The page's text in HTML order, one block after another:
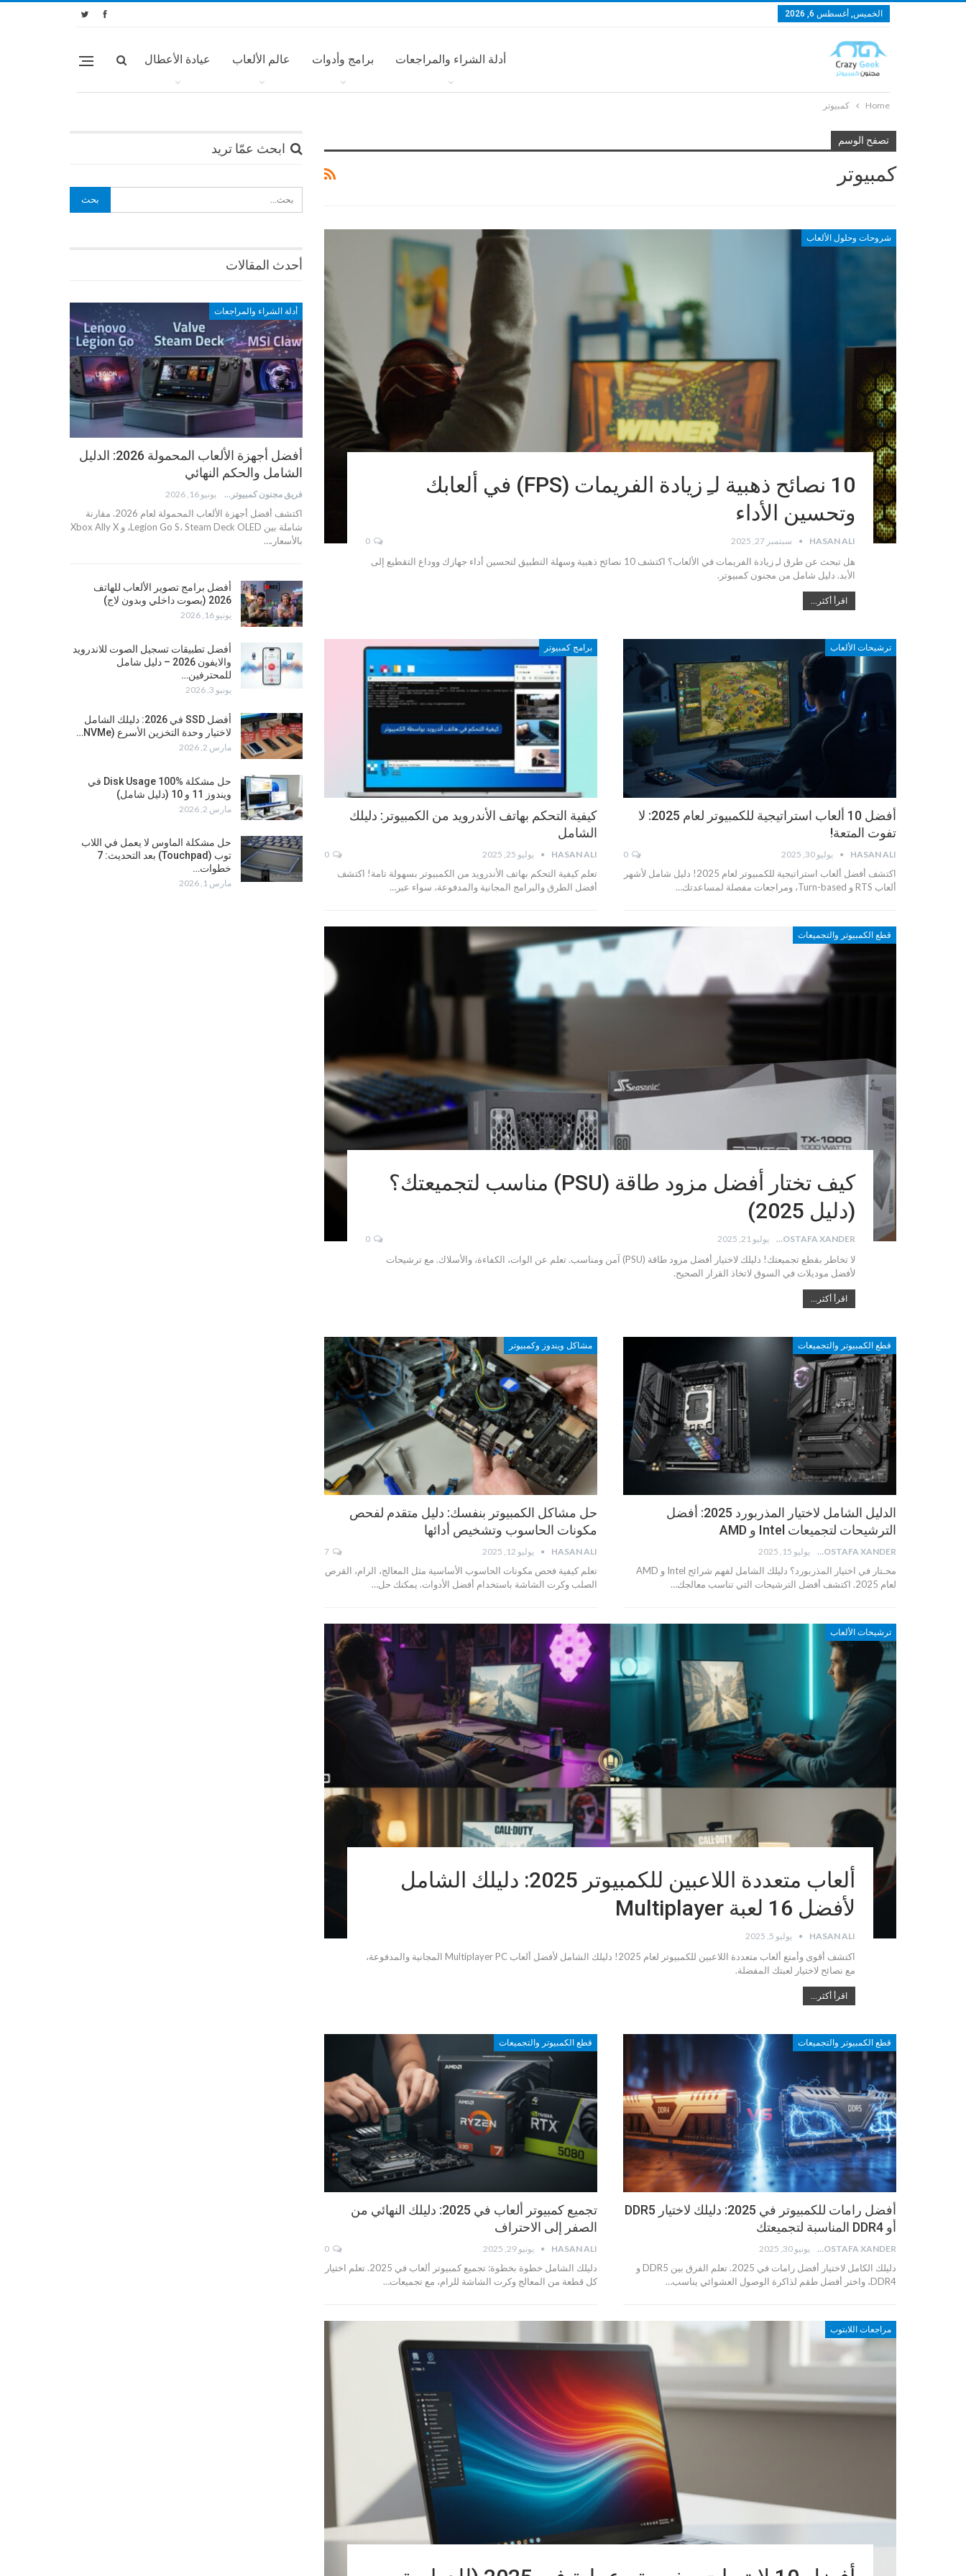
الخميس, أغسطس 6, 2026
أدلة الشراء والمراجعات برامج وأدوات عالم الألعاب عيادة الأعطال
Home كمبيوتر
تصفح الوسم
كمبيوتر
شروحات وحلول الألعاب
10 نصائح ذهبية لـِ زيادة الفريمات (FPS) في ألعابك
وتحسين الأداء
HASAN ALI سبتمبر 27, 2025 0
هل تبحث عن طرق لـِ زيادة الفريمات في الألعاب؟ اكتشف 10 نصائح ذهبية وسهلة التطبيق لتحسين أداء جهازك ووداع التقطيع إلى
الأبد. دليل شامل من مجنون كمبيوتر.
اقرأ أكثر...
ترشيحات الألعاب
أفضل 10 ألعاب استراتيجية للكمبيوتر لعام 2025: لا
تفوت المتعة!
HASAN ALI يوليو 30, 2025
اكتشف أفضل ألعاب استراتيجية للكمبيوتر لعام 2025! دليل شامل لأشهر
ألعاب RTS و Turn-based، ومراجعات مفصلة لمساعدتك…
برامج كمبيوتر
كيفية التحكم بهاتف الأندرويد من الكمبيوتر: دليلك
الشامل
HASAN ALI يوليو 25, 2025
تعلم كيفية التحكم بهاتف الأندرويد من الكمبيوتر بسهولة تامة! اكتشف
أفضل الطرق والبرامج المجانية والمدفوعة، سواء عبر…
قطع الكمبيوتر والتجميعات
كيف تختار أفضل مزود طاقة (PSU) مناسب لتجميعتك؟
(دليل 2025)
MOSTAFA XANDER يوليو 21, 2025 0
لا تخاطر بقطع تجميعتك! دليلك لاختيار أفضل مزود طاقة (PSU) آمن ومناسب. تعلم عن الوات، الكفاءة، والأسلاك. مع ترشيحات
لأفضل موديلات في السوق لاتخاذ القرار الصحيح.
اقرأ أكثر...
قطع الكمبيوتر والتجميعات
الدليل الشامل لاختيار المذربورد 2025: أفضل
الترشيحات لتجميعات Intel و AMD
MOSTAFA XANDER يوليو 15, 2025
محـتار في اختيار المذربورد؟ دليلك الشامل لفهم شرائح Intel و AMD
لعام 2025. اكتشف أفضل الترشيحات التي تناسب معالجك…
مشاكل ويندوز وكمبيوتر
حل مشاكل الكمبيوتر بنفسك: دليل متقدم لفحص
مكونات الحاسوب وتشخيص أدائها
HASAN ALI يوليو 12, 2025
تعلم كيفية فحص مكونات الحاسوب الأساسية مثل المعالج، الرام، القرص
الصلب وكرت الشاشة باستخدام أفضل الأدوات. يمكنك حل…
ترشيحات الألعاب
ألعاب متعددة اللاعبين للكمبيوتر 2025: دليلك الشامل
لأفضل 16 لعبة Multiplayer
HASAN ALI يوليو 5, 2025
اكتشف أقوى وأمتع ألعاب متعددة اللاعبين للكمبيوتر لعام 2025! دليلك الشامل لأفضل ألعاب Multiplayer PC المجانية والمدفوعة،
مع نصائح لاختيار لعبتك المفضلة.
اقرأ أكثر...
قطع الكمبيوتر والتجميعات
أفضل رامات للكمبيوتر في 2025: دليلك لاختيار DDR5
أو DDR4 المناسبة لتجميعتك
MOSTAFA XANDER يونيو 30, 2025
دليلك الكامل لاختيار أفضل رامات في 2025. تعلم الفرق بين DDR5 و
DDR4، واختر أفضل طقم لذاكرة الوصول العشوائي يناسب…
قطع الكمبيوتر والتجميعات
تجميع كمبيوتر ألعاب في 2025: دليلك النهائي من
الصفر إلى الاحتراف
HASAN ALI يونيو 29, 2025
دليلك الشامل خطوة بخطوة: تجميع كمبيوتر ألعاب في 2025. تعلم اختيار
كل قطعة من المعالج وكرت الشاشة للرام، مع تجميعات…
مراجعات اللابتوب
ابحث عمّا تريد
أحدث المقالات
أدلة الشراء والمراجعات
أفضل أجهزة الألعاب المحمولة 2026: الدليل
الشامل والحكم النهائي
فريق مجنون كمبيوتر يونيو 16, 2026
اكتشف أفضل أجهزة الألعاب المحمولة لعام 2026. مقارنة
شاملة بين Legion Go S، Steam Deck OLED، و Xbox Ally X
بالأسعار.…
أفضل برامج تصوير الألعاب للهاتف
2026 (بصوت داخلي وبدون لاج)
يونيو 16, 2026
أفضل تطبيقات تسجيل الصوت للاندرويد
والايفون 2026 – دليل شامل
للمحترفين…
يونيو 3, 2026
أفضل SSD في 2026: دليلك الشامل
لاختيار وحدة التخزين الأسرع (NVMe…
مارس 2, 2026
حل مشكلة Disk Usage 100% في
ويندوز 11 و 10 (دليل شامل)
مارس 2, 2026
حل مشكلة الماوس لا يعمل في اللاب
توب (Touchpad) بعد التحديث: 7
خطوات…
مارس 1, 2026